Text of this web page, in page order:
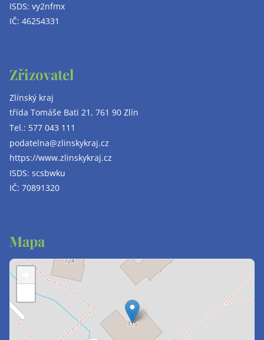
ISDS: vy2nfmx
IČ: 46254331
Zřizovatel
Zlínský kraj
třída Tomáše Bati 21, 761 90 Zlín
Tel.: 577 043 111
podatelna@zlinskykraj.cz
https://www.zlinskykraj.cz
ISDS: scsbwku
IČ: 70891320
Mapa